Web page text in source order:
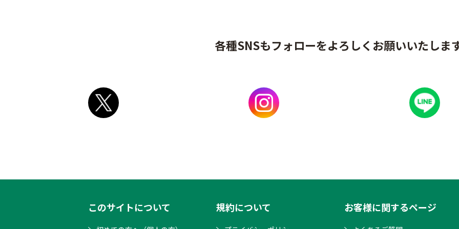
各種SNSもフォローをよろしくお願いいたしま
このサイトについて 規約について お客様に関するページ